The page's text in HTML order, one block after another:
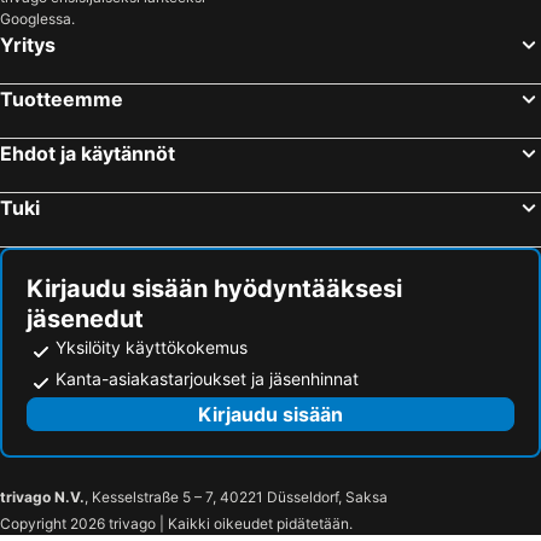
Pavia di Udine, bed and breakfasts
Sgonico, bed and breakfasts
Marano Lagunare, bed and breakfasts
Torreano, bed and breakfasts
Cassacco, bed and breakfasts
Pozzuolo del Friuli, bed and breakfasts
Googlessa.
Yritys
Tuotteemme
Ehdot ja käytännöt
Tuki
Kirjaudu sisään hyödyntääksesi
jäsenedut
Yksilöity käyttökokemus
Kanta-asiakastarjoukset ja jäsenhinnat
Kirjaudu sisään
trivago N.V., Kesselstraße 5 – 7, 40221 Düsseldorf, Saksa
Copyright 2026 trivago | Kaikki oikeudet pidätetään.